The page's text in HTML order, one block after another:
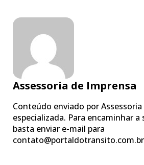
Assessoria de Imprensa
Conteúdo enviado por
especializada. Para encaminhar a
basta enviar e-mail para
contato@portaldotransito.com.br